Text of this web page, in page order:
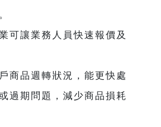
可讓業務人員快速報價及
商品週轉狀況，能更快處
過期問題，減少商品損耗